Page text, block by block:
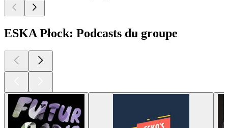
ESKA Płock: Podcasts du groupe